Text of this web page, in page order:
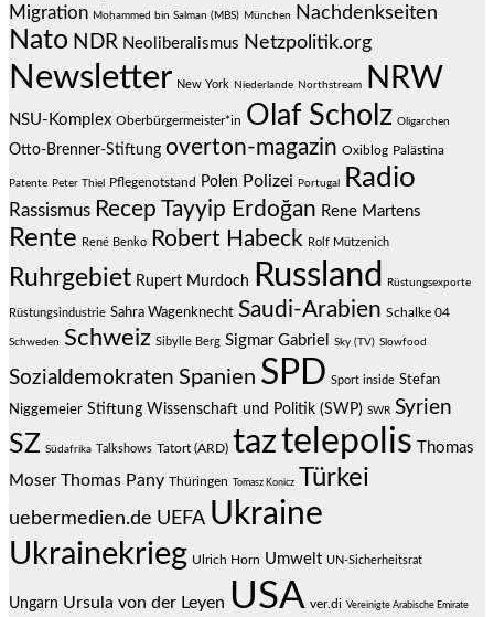
Migration Mohammed bin Salman (MBS) München Nachdenkseiten
Nato NDR Neoliberalismus Netzpolitik.org
Newsletter New York Niederlande Northstream NRW
NSU-Komplex Oberbürgermeister*in Olaf Scholz Oligarchen
Otto-Brenner-Stiftung overton-magazin Oxiblog Palästina
Patente Peter Thiel Pflegenotstand Polen Polizei Portugal Radio
Rassismus Recep Tayyip Erdoğan Rene Martens
Rente René Benko Robert Habeck Rolf Mützenich
Ruhrgebiet Rupert Murdoch Russland Rüstungsexporte
Rüstungsindustrie Sahra Wagenknecht Saudi-Arabien Schalke 04
Schweden Schweiz Sibylle Berg Sigmar Gabriel Sky (TV) Slowfood
Sozialdemokraten Spanien SPD Sport inside Stefan
Niggemeier Stiftung Wissenschaft und Politik (SWP) SWR Syrien
SZ Südafrika Talkshows Tatort (ARD) taztelepolis Thomas
Moser Thomas Pany Thüringen Tomasz Konicz Türkei
uebermedien.de UEFA Ukraine
Ukrainekrieg Ulrich Horn Umwelt UN-Sicherheitsrat
Ungarn Ursula von der Leyen USA ver.di Vereinigte Arabische Emirate